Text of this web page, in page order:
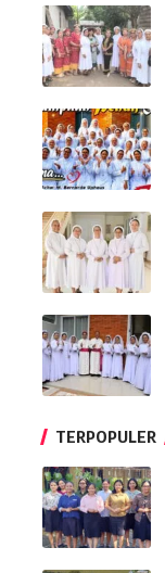
TERPOPULER